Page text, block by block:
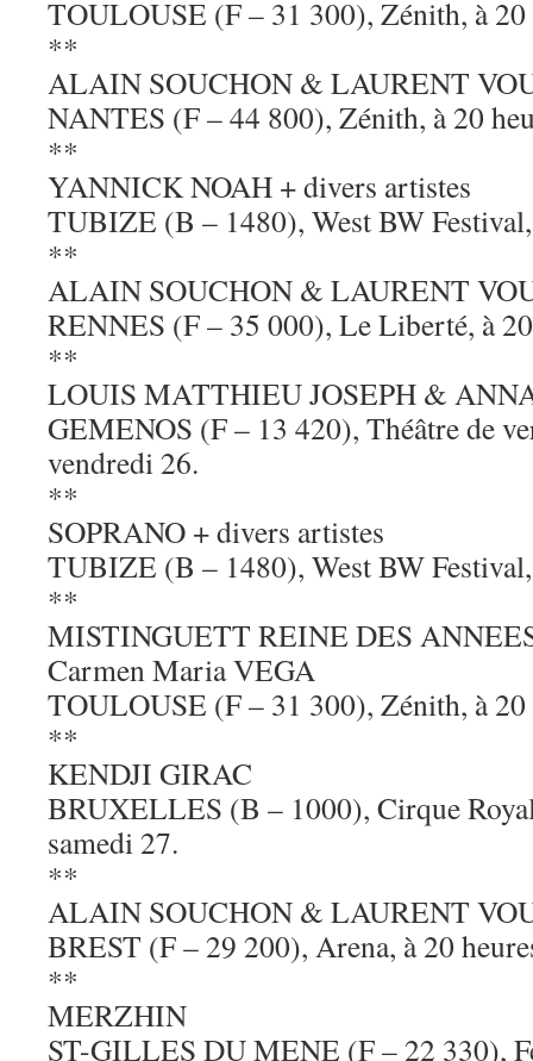
TOULOUSE (F – 31 300), Zénith, à
**
ALAIN SOUCHON & LAURENT
NANTES (F – 44 800), Zénith, à 20
**
YANNICK NOAH + divers artistes
TUBIZE (B – 1480), West BW
**
ALAIN SOUCHON & LAURENT
RENNES (F – 35 000), Le Liberté, à
**
LOUIS MATTHIEU JOSEPH &
GEMENOS (F – 13 420), Théâtre de
vendredi 26.
**
SOPRANO + divers artistes
TUBIZE (B – 1480), West BW
**
MISTINGUETT REINE DES
Carmen Maria VEGA
TOULOUSE (F – 31 300), Zénith, à 20
**
KENDJI GIRAC
BRUXELLES (B – 1000), Cirque
samedi 27.
**
ALAIN SOUCHON & LAURENT
BREST (F – 29 200), Arena, à 20
**
MERZHIN
ST-GILLES DU MENE (F – 22 330),